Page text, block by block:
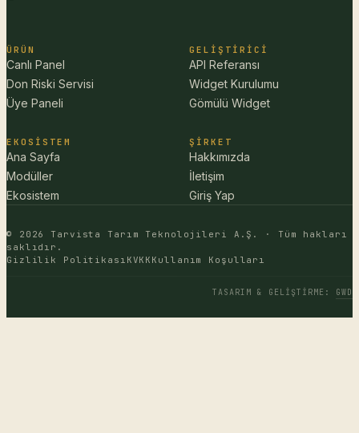
ÜRÜN
Canlı Panel
Don Riski Servisi
Üye Paneli
GELIŞTIRICI
API Referansı
Widget Kurulumu
Gömülü Widget
EKOSISTEM
Ana Sayfa
Modüller
Ekosistem
ŞIRKET
Hakkımızda
İletişim
Giriş Yap
© 2026 Tarvista Tarım Teknolojileri A.Ş. · Tüm hakları
saklıdır.
Gizlilik Politikası KVKK Kullanım Koşulları
TASARIM & GELIŞTIRME : GWD